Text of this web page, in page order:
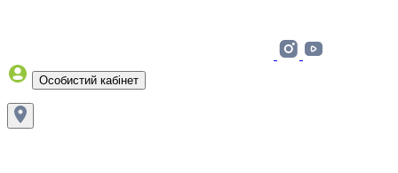
Особистий кабінет